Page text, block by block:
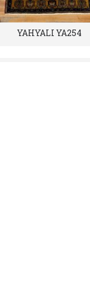
YAHYALI YA254